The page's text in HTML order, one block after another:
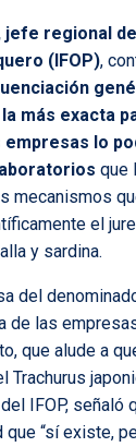
jefe regional
(IFOP),
más exacta
empresas lo
que
mecanismos
el
y sardina.
del
de las
que alude a
Trachurus
IFOP, señaló
que “sí existe,